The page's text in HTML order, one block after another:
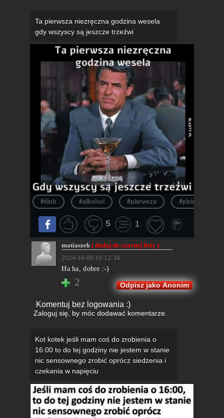
Ta pierwsza niezręczna godzina wesela
gdy wszyscy są jeszcze trzeźwi
#ślub #alkohol #pierwsza #picie
5 1
matiaszek( dodaj do czarnej listy )
2024-10-06 10:12:34
Ha ha, dobre :-)
2 Odpisz jako Anonim
Komentuj bez logowania :)
Zaloguj się, by móc dodawać komentarze.
Kot kotek jeśli mam coś do zrobienia o
16:00 to do tej godziny nie jestem w stanie
nic sensownego zrobić oprócz siedzenia i
czekania w napięciu